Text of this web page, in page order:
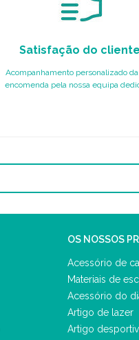
Satisfação do cliente
Acompanhamento personalizado
encomenda pela nossa equipa
OS NOSSOS
Acessório de
Materiais de
Acessório do
Artigo de lazer
Artigo